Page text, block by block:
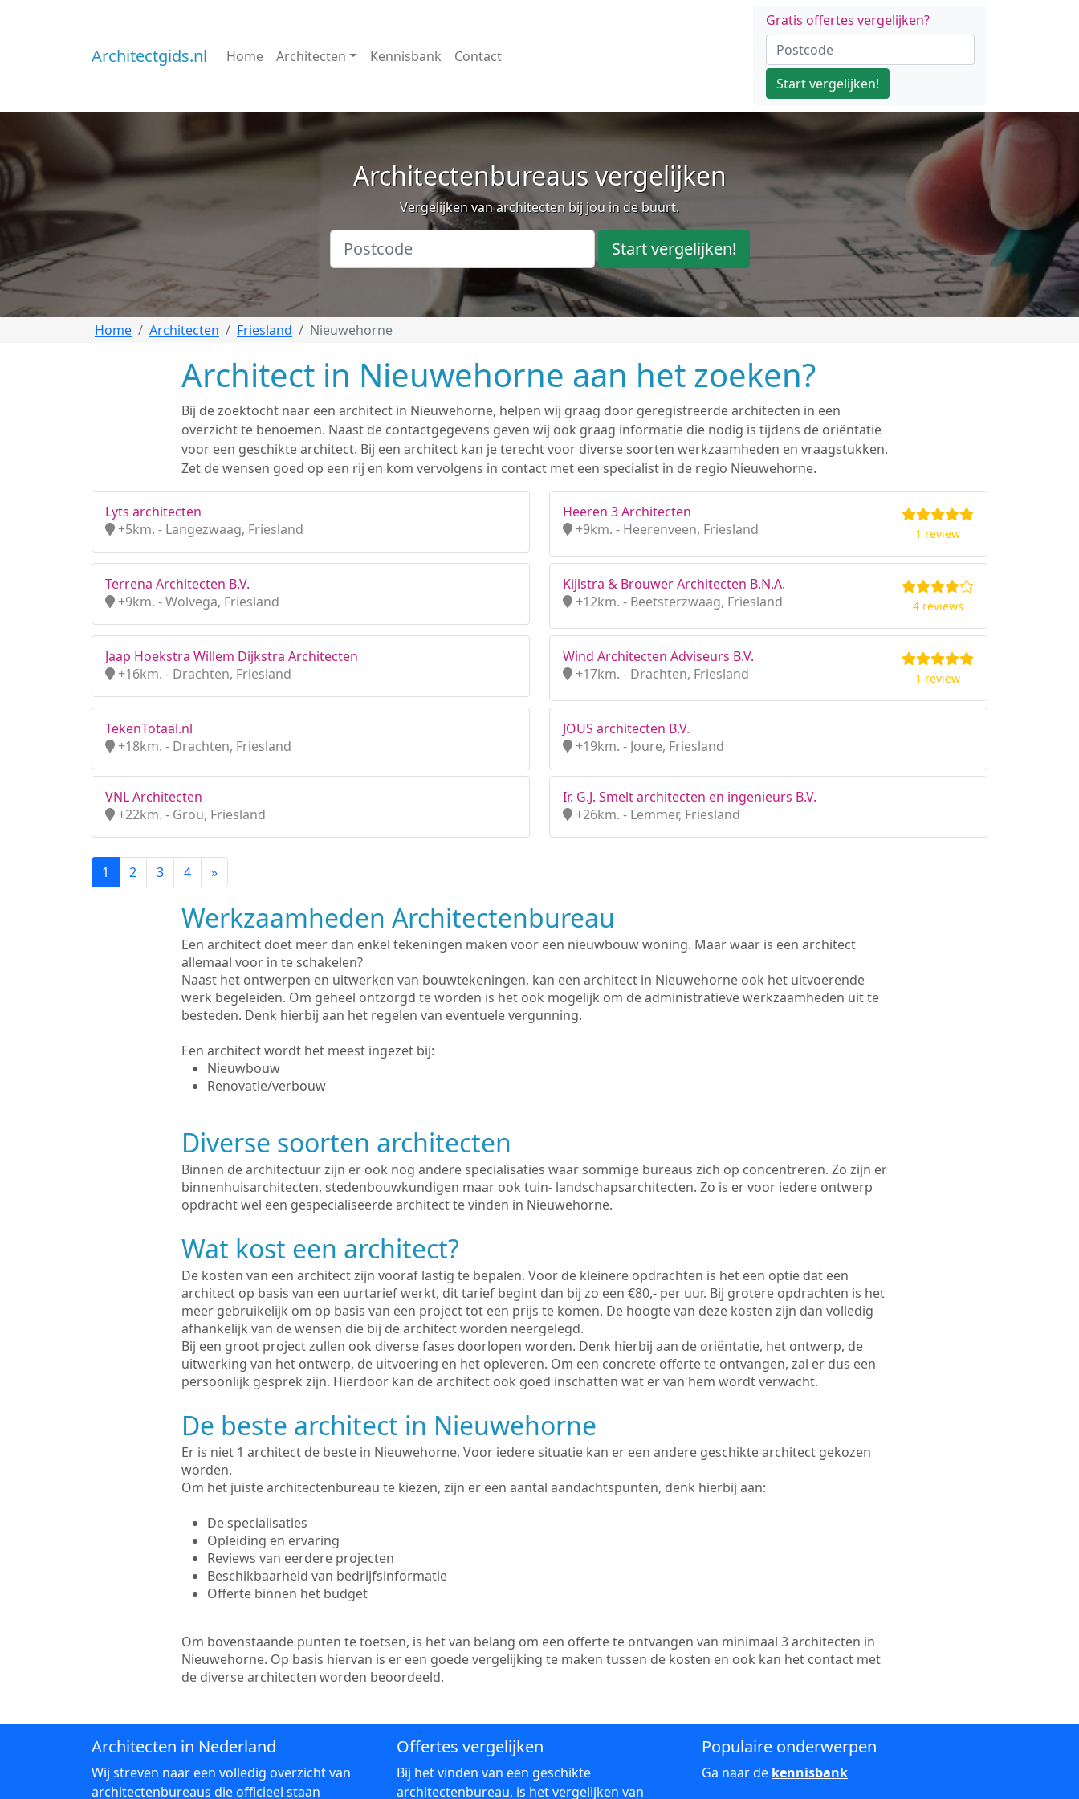
Architectgids.nl Home Architecten Kennisbank Contact
Gratis offertes vergelijken?
Start vergelijken!
Architectenbureaus vergelijken
Vergelijken van architecten bij jou in de buurt.
Start vergelijken!
Home Architecten Friesland Nieuwehorne
Architect in Nieuwehorne aan het zoeken?
Bij de zoektocht naar een architect in Nieuwehorne, helpen wij graag door geregistreerde architecten in een
overzicht te benoemen. Naast de contactgegevens geven wij ook graag informatie die nodig is tijdens de oriëntatie
voor een geschikte architect. Bij een architect kan je terecht voor diverse soorten werkzaamheden en vraagstukken.
Zet de wensen goed op een rij en kom vervolgens in contact met een specialist in de regio Nieuwehorne.
Lyts architecten
+5km. - Langezwaag, Friesland
Heeren 3 Architecten
+9km. - Heerenveen, Friesland
1 review
Terrena Architecten B.V.
+9km. - Wolvega, Friesland
Kijlstra & Brouwer Architecten B.N.A.
+12km. - Beetsterzwaag, Friesland
4 reviews
Jaap Hoekstra Willem Dijkstra Architecten
+16km. - Drachten, Friesland
Wind Architecten Adviseurs B.V.
+17km. - Drachten, Friesland
1 review
TekenTotaal.nl
+18km. - Drachten, Friesland
JOUS architecten B.V.
+19km. - Joure, Friesland
VNL Architecten
+22km. - Grou, Friesland
Ir. G.J. Smelt architecten en ingenieurs B.V.
+26km. - Lemmer, Friesland
1 2 3 4 »
Werkzaamheden Architectenbureau
Een architect doet meer dan enkel tekeningen maken voor een nieuwbouw woning. Maar waar is een architect
allemaal voor in te schakelen?
Naast het ontwerpen en uitwerken van bouwtekeningen, kan een architect in Nieuwehorne ook het uitvoerende
werk begeleiden. Om geheel ontzorgd te worden is het ook mogelijk om de administratieve werkzaamheden uit te
besteden. Denk hierbij aan het regelen van eventuele vergunning.
Een architect wordt het meest ingezet bij:
Nieuwbouw
Renovatie/verbouw
Diverse soorten architecten
Binnen de architectuur zijn er ook nog andere specialisaties waar sommige bureaus zich op concentreren. Zo zijn er
binnenhuisarchitecten, stedenbouwkundigen maar ook tuin- landschapsarchitecten. Zo is er voor iedere ontwerp
opdracht wel een gespecialiseerde architect te vinden in Nieuwehorne.
Wat kost een architect?
De kosten van een architect zijn vooraf lastig te bepalen. Voor de kleinere opdrachten is het een optie dat een
architect op basis van een uurtarief werkt, dit tarief begint dan bij zo een €80,- per uur. Bij grotere opdrachten is het
meer gebruikelijk om op basis van een project tot een prijs te komen. De hoogte van deze kosten zijn dan volledig
afhankelijk van de wensen die bij de architect worden neergelegd.
Bij een groot project zullen ook diverse fases doorlopen worden. Denk hierbij aan de oriëntatie, het ontwerp, de
uitwerking van het ontwerp, de uitvoering en het opleveren. Om een concrete offerte te ontvangen, zal er dus een
persoonlijk gesprek zijn. Hierdoor kan de architect ook goed inschatten wat er van hem wordt verwacht.
De beste architect in Nieuwehorne
Er is niet 1 architect de beste in Nieuwehorne. Voor iedere situatie kan er een andere geschikte architect gekozen
worden.
Om het juiste architectenbureau te kiezen, zijn er een aantal aandachtspunten, denk hierbij aan:
De specialisaties
Opleiding en ervaring
Reviews van eerdere projecten
Beschikbaarheid van bedrijfsinformatie
Offerte binnen het budget
Om bovenstaande punten te toetsen, is het van belang om een offerte te ontvangen van minimaal 3 architecten in
Nieuwehorne. Op basis hiervan is er een goede vergelijking te maken tussen de kosten en ook kan het contact met
de diverse architecten worden beoordeeld.
Architecten in Nederland
Wij streven naar een volledig overzicht van
architectenbureaus die officieel staan
Offertes vergelijken
Bij het vinden van een geschikte
architectenbureau, is het vergelijken van
Populaire onderwerpen
Ga naar de kennisbank